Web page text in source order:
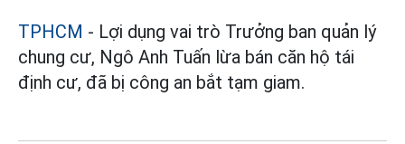
TPHCM - Lợi dụng vai trò Trưởng ban quản lý
chung cư, Ngô Anh Tuấn lừa bán căn hộ tái
định cư, đã bị công an bắt tạm giam.